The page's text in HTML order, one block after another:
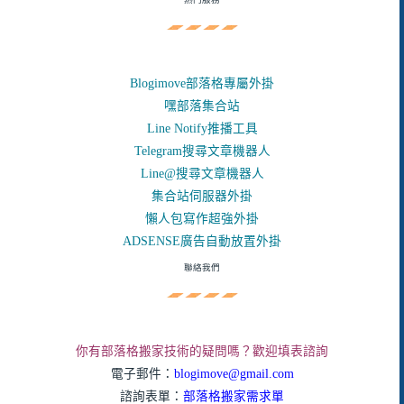
Blogimove部落格專屬外掛
嘿部落集合站
Line Notify推播工具
Telegram搜尋文章機器人
Line@搜尋文章機器人
集合站伺服器外掛
懶人包寫作超強外掛
ADSENSE廣告自動放置外掛
聯絡我們
你有部落格搬家技術的疑問嗎？歡迎填表諮詢
電子郵件： blogimove@gmail.com
諮詢表單： 部落格搬家需求單